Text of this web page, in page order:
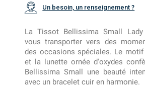
Un besoin, un renseignement ?
La Tissot Bellissima Small
vous transporter vers des
des occasions spéciales. Le motif
et la lunette ornée d'oxydes
Bellissima Small une beauté
avec un bracelet cuir en harmonie.